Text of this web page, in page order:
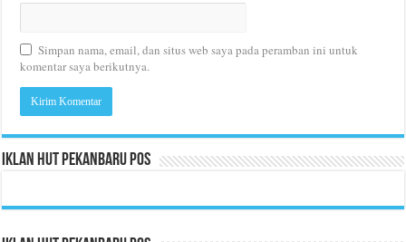
Simpan nama, email, dan situs web saya pada peramban ini untuk
komentar saya berikutnya.
Iklan HUT Pekanbaru Pos